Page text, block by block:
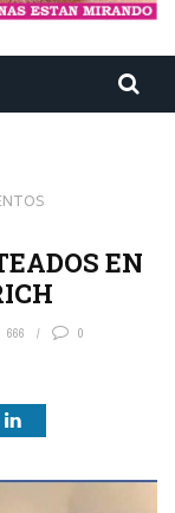
EN
666 0